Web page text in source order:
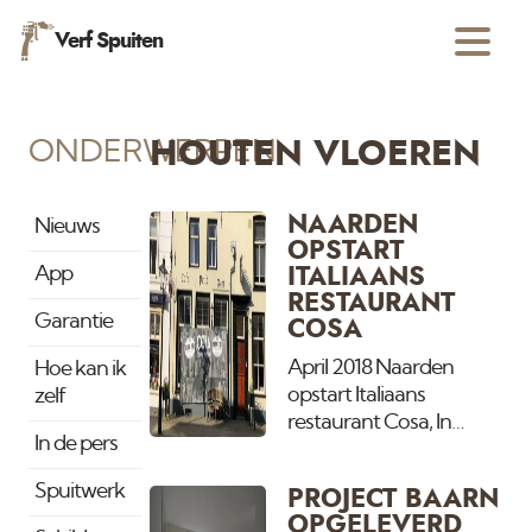
Verf Spuiten
ONDERWERPEN
Nieuws
App
Garantie
Hoe kan ik
zelf
In de pers
Spuitwerk
HOUTEN VLOEREN
NAARDEN
OPSTART
ITALIAANS
RESTAURANT
COSA
April 2018 Naarden
opstart Italiaans
restaurant Cosa, In
resaurant Cosa
PROJECT BAARN
OPGELEVERD